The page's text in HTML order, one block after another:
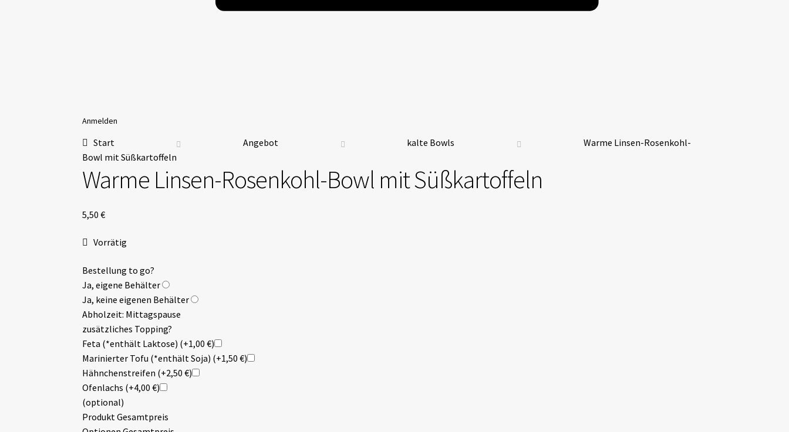
Anmelden
Start Angebot kalte Bowls
Warme Linsen-Rosenkohl-
Bowl mit Süßkartoffeln
Warme Linsen-Rosenkohl-Bowl mit Süßkartoffeln
5,50€
Vorrätig
Bestellung to go?
Ja, eigene Behälter
Ja, keine eigenen Behälter
Abholzeit: Mittagspause
zusätzliches Topping?
Feta (*enthält Laktose) (+1,00 €)
Marinierter Tofu (*enthält Soja) (+1,50 €)
Hähnchenstreifen (+2,50 €)
Ofenlachs (+4,00 €)
(optional)
Produkt Gesamtpreis